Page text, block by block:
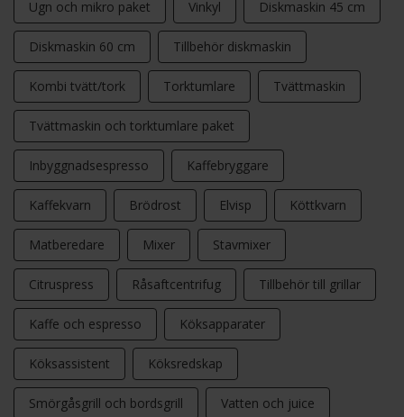
Ugn och mikro paket Vinkyl Diskmaskin 45 cm
Diskmaskin 60 cm Tillbehör diskmaskin
Kombi tvätt/tork Torktumlare Tvättmaskin
Tvättmaskin och torktumlare paket
Inbyggnadsespresso Kaffebryggare
Kaffekvarn Brödrost Elvisp Köttkvarn
Matberedare Mixer Stavmixer
Citruspress Råsaftcentrifug Tillbehör till grillar
Kaffe och espresso Köksapparater
Köksassistent Köksredskap
Smörgåsgrill och bordsgrill Vatten och juice